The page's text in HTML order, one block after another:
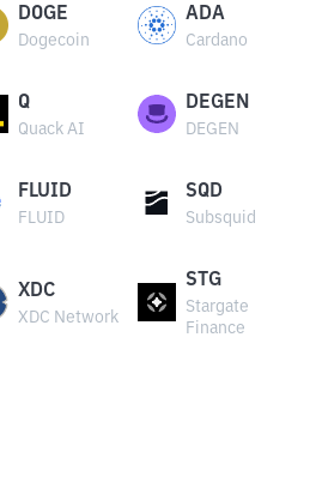
DOGE
Dogecoin
ADA
Cardano
Q
Quack AI
DEGEN
DEGEN
FLUID
FLUID
SQD
Subsquid
XDC
XDC Network
STG
Stargate
Finance